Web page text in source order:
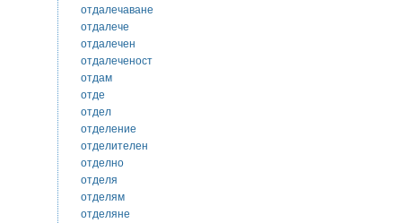
отдалечаване
отдалече
отдалечен
отдалеченост
отдам
отде
отдел
отделение
отделителен
отделно
отделя
отделям
отделяне